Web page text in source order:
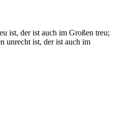
ist, der ist auch im Großen treu;
unrecht ist, der ist auch im